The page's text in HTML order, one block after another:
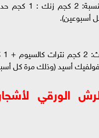
أسبوعين).
أسيد (وذلك مرة كل
الورقي